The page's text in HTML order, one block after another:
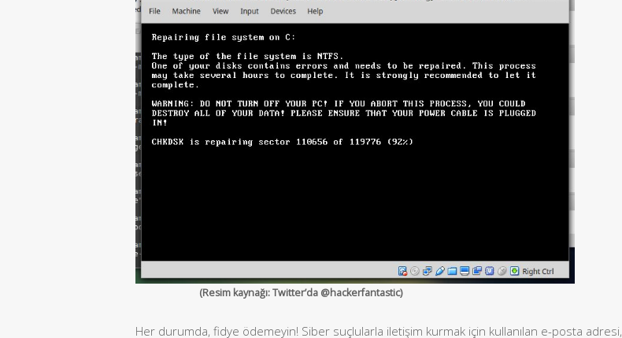
(Resim kaynağı: Twitter’da @hackerfantastic)
Her durumda, fidye ödemeyin! Siber suçlularla iletişim kurmak için kullanılan e-posta adresi,